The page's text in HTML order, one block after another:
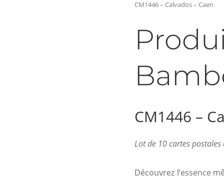
CM1446 – Calvados – Caen
CM1446 –
Lot de 10 cartes postales
Découvrez l’essence